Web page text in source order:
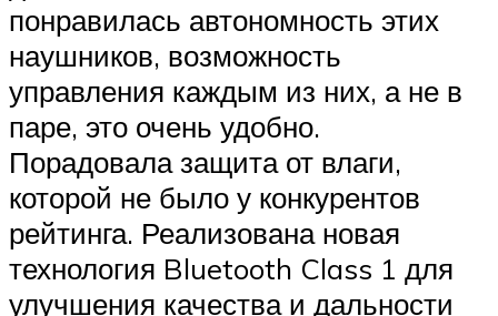
понравилась автономность этих
наушников, возможность
управления каждым из них, а не в
паре, это очень удобно.
Порадовала защита от влаги,
которой не было у конкурентов
рейтинга. Реализована новая
технология Bluetooth Class 1 для
улучшения качества и дальности